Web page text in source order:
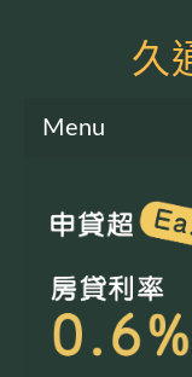
久
Menu
土地二胎
房屋二胎
軍公教貸